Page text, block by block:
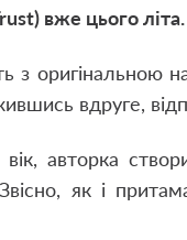
вже цього літа.
з оригінальною
вдруге,
авторка
як і